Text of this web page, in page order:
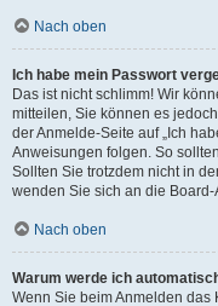
Nach oben
Ich habe mein Passwort
Das ist nicht schlimm! Wir
mitteilen, Sie können es
der Anmelde-Seite auf „Ich
Anweisungen folgen. So
Sollten Sie trotzdem nicht in
wenden Sie sich an die
Nach oben
Warum werde ich
Wenn Sie beim Anmelden das